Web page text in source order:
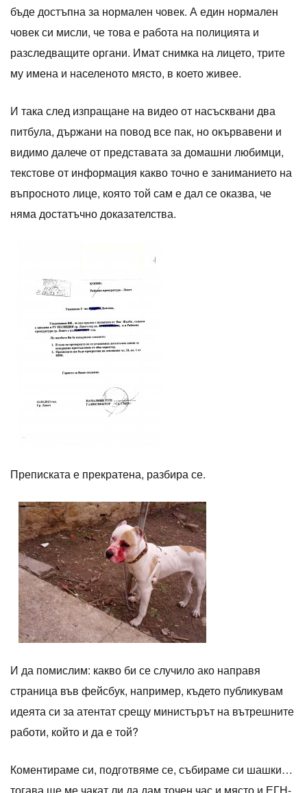
бъде достъпна за нормален човек. А един нормален
човек си мисли, че това е работа на полицията и
разследващите органи. Имат снимка на лицето, трите
му имена и населеното място, в което живее.
И така след изпращане на видео от насъсквани два
питбула, държани на повод все пак, но окървавени и
видимо далече от представата за домашни любимци,
текстове от информация какво точно е заниманието на
въпросното лице, която той сам е дал се оказва, че
няма достатъчно доказателства.
Преписката е прекратена, разбира се.
И да помислим: какво би се случило ако направя
страница във фейсбук, например, където публикувам
идеята си за атентат срещу министърът на вътрешните
работи, който и да е той?
Коментираме си, подготвяме се, събираме си шашки…